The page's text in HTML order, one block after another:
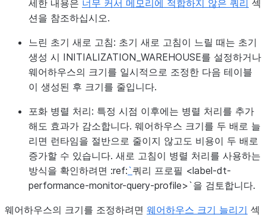
세한 내용은 너무 커서 메모리에 적합하지 않은 쿼리 섹
션을 참조하십시오.
느린 초기 새로 고침: 초기 새로 고침이 느릴 때는 초기
생성 시 INITIALIZATION_WAREHOUSE를 설정하거나
웨어하우스의 크기를 일시적으로 조정한 다음 테이블
이 생성된 후 크기를 줄입니다.
포화 병렬 처리: 특정 시점 이후에는 병렬 처리를 추가
해도 효과가 감소합니다. 웨어하우스 크기를 두 배로 늘
리면 런타임을 절반으로 줄이지 않고도 비용이 두 배로
증가할 수 있습니다. 새로 고침이 병렬 처리를 사용하는
방식을 확인하려면 :ref:`쿼리 프로필 <label-dt-
performance-monitor-query-profile>`을 검토합니다.
웨어하우스의 크기를 조정하려면 웨어하우스 크기 늘리기 섹